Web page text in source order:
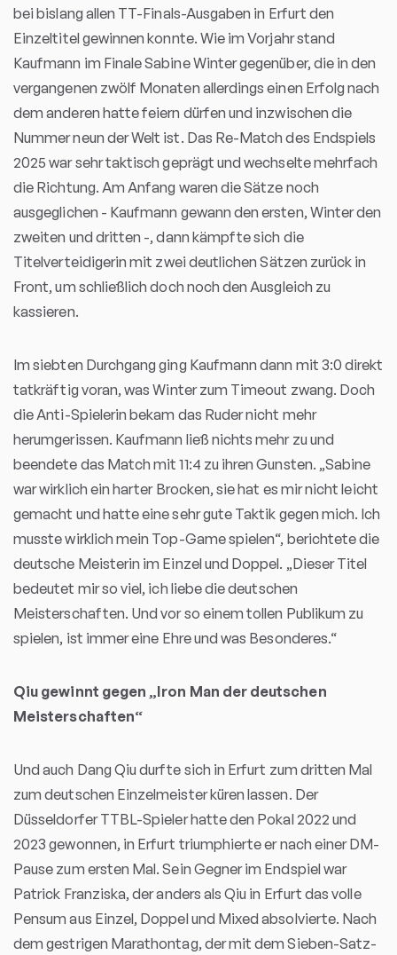
bei bislang allen TT-Finals-Ausgaben in Erfurt den
Einzeltitel gewinnen konnte. Wie im Vorjahr stand
Kaufmann im Finale Sabine Winter gegenüber, die in den
vergangenen zwölf Monaten allerdings einen Erfolg nach
dem anderen hatte feiern dürfen und inzwischen die
Nummer neun der Welt ist. Das Re-Match des Endspiels
2025 war sehr taktisch geprägt und wechselte mehrfach
die Richtung. Am Anfang waren die Sätze noch
ausgeglichen - Kaufmann gewann den ersten, Winter den
zweiten und dritten -, dann kämpfte sich die
Titelverteidigerin mit zwei deutlichen Sätzen zurück in
Front, um schließlich doch noch den Ausgleich zu
kassieren.
Im siebten Durchgang ging Kaufmann dann mit 3:0 direkt
tatkräftig voran, was Winter zum Timeout zwang. Doch
die Anti-Spielerin bekam das Ruder nicht mehr
herumgerissen. Kaufmann ließ nichts mehr zu und
beendete das Match mit 11:4 zu ihren Gunsten. „Sabine
war wirklich ein harter Brocken, sie hat es mir nicht leicht
gemacht und hatte eine sehr gute Taktik gegen mich. Ich
musste wirklich mein Top-Game spielen“, berichtete die
deutsche Meisterin im Einzel und Doppel. „Dieser Titel
bedeutet mir so viel, ich liebe die deutschen
Meisterschaften. Und vor so einem tollen Publikum zu
spielen, ist immer eine Ehre und was Besonderes.“
Qiu gewinnt gegen „Iron Man der deutschen
Meisterschaften“
Und auch Dang Qiu durfte sich in Erfurt zum dritten Mal
zum deutschen Einzelmeister küren lassen. Der
Düsseldorfer TTBL-Spieler hatte den Pokal 2022 und
2023 gewonnen, in Erfurt triumphierte er nach einer DM-
Pause zum ersten Mal. Sein Gegner im Endspiel war
Patrick Franziska, der anders als Qiu in Erfurt das volle
Pensum aus Einzel, Doppel und Mixed absolvierte. Nach
dem gestrigen Marathontag, der mit dem Sieben-Satz-